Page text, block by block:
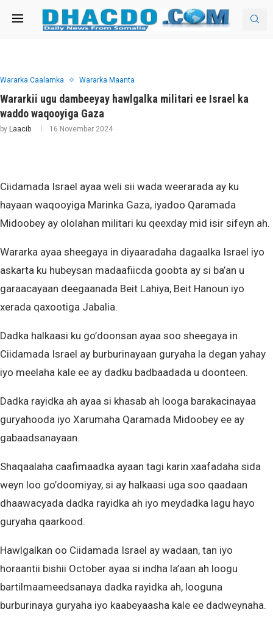
Wararka Caalamka Wararka Maanta
Wararkii ugu dambeeyay hawlgalka militari ee Israel ka
waddo waqooyiga Gaza
by Laacib 16 November 2024
Ciidamada Israel ayaa weli sii wada weerarada ay ku
hayaan waqooyiga Marinka Gaza, iyadoo Qaramada
Midoobey ay ololahan militari ku qeexday mid isir sifeyn ah.
Wararka ayaa sheegaya in diyaaradaha dagaalka Israel iyo
askarta ku hubeysan madaafiicda goobta ay si ba’an u
garaacayaan deegaanada Beit Lahiya, Beit Hanoun iyo
xerada qaxootiga Jabalia.
Dadka halkaasi ku go’doonsan ayaa soo sheegaya in
Ciidamada Israel ay burburinayaan guryaha la degan yahay
iyo meelaha kale ee ay dadku badbaadada u doonteen.
Dadka rayidka ah ayaa si khasab ah looga barakacinayaa
guryahooda iyo Xarumaha Qaramada Midoobey ee ay
gabaadsanayaan.
Shaqaalaha caafimaadka ayaan tagi karin xaafadaha sida
weyn loo go’doomiyay, si ay halkaasi uga soo qaadaan
dhaawacyada dadka rayidka ah iyo meydadka lagu hayo
guryaha qaarkood.
Hawlgalkan oo Ciidamada Israel ay wadaan, tan iyo
horaantii bishii October ayaa si indha la’aan ah loogu
bartilmaameedsanaya dadka rayidka ah, looguna
burburinaya guryaha iyo kaabeyaasha kale ee dadweynaha.